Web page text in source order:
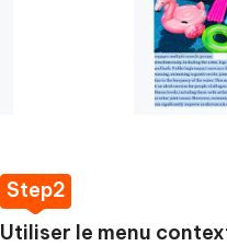
Utiliser le menu